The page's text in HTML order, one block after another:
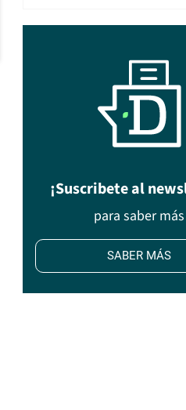
¡Suscribete al
para saber más
SABER MÁS